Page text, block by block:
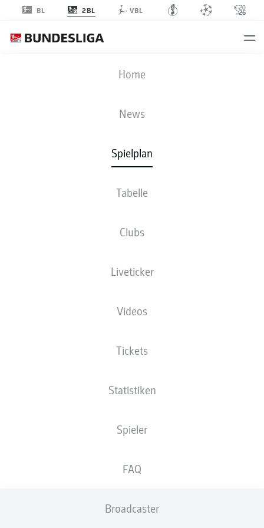
BL 2BL VBL
Home
News
Spielplan
Tabelle
Clubs
Liveticker
Videos
Tickets
Statistiken
Spieler
FAQ
Broadcaster
REG
1 1
AUFSTELLUNGEN
Anzeige